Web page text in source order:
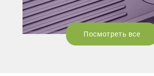
Посмотреть все